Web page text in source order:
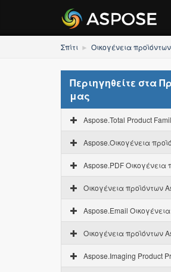
Σπίτι Οικογένεια
Περιηγηθείτε στα
μας
Aspose.Total Product
Aspose.Οικογένεια
Aspose.PDF Οικογένεια
Οικογένεια προϊόντων
Aspose.Email
Οικογένεια προϊόντων
Aspose.Imaging Product